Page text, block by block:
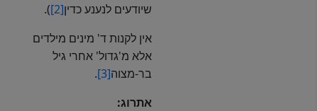
שיודעים לנענע כדין[2]
).
אין לקנות ד' מינים מילדים
אלא מ'גדול' אחרי גיל
בר-מצוה[3]
.
אתרוג: